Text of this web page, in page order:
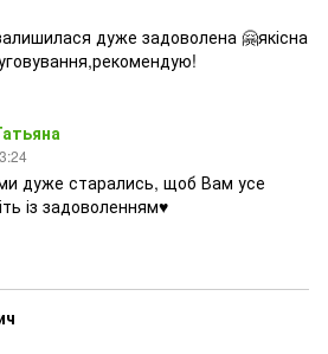
дуже задоволена 🤗якісна
дуже старались, щоб Вам усе
із задоволенням♥